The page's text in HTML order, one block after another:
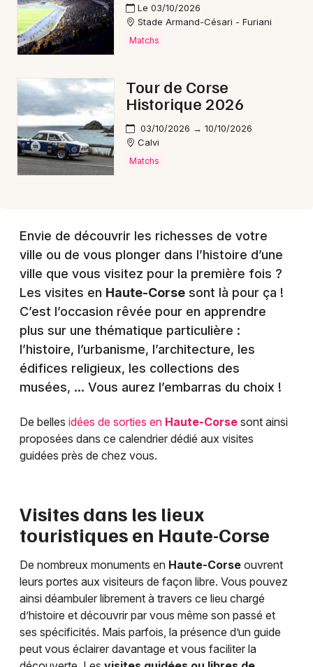
2B - Haute-Corse
Choisir mes départements
Mon email
Le 03/10/2026
Stade Armand-Césari - Furiani
Matchs
Tour de Corse
Historique 2026
03/10/2026 → 10/10/2026
Calvi
Matchs
Envie de découvrir les richesses de votre
ville ou de vous plonger dans l’histoire d’une
ville que vous visitez pour la première fois ?
Les visites en Haute-Corse sont là pour ça !
C’est l’occasion rêvée pour en apprendre
plus sur une thématique particulière :
l’histoire, l’urbanisme, l’architecture, les
édifices religieux, les collections des
musées, … Vous aurez l’embarras du choix !
De belles idées de sorties en Haute-Corse sont ainsi
proposées dans ce calendrier dédié aux visites
guidées près de chez vous.
Visites dans les lieux
touristiques en Haute-Corse
De nombreux monuments en Haute-Corse ouvrent
leurs portes aux visiteurs de façon libre. Vous pouvez
ainsi déambuler librement à travers ce lieu chargé
d’histoire et découvrir par vous même son passé et
ses spécificités. Mais parfois, la présence d’un guide
peut vous éclairer davantage et vous faciliter la